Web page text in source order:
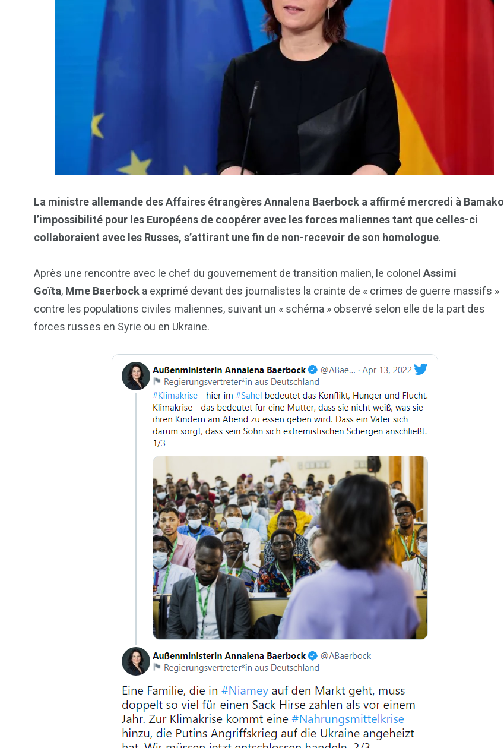
La ministre allemande des Affaires étrangères Annalena Baerbock a affirmé mercredi à Bamako
l’impossibilité pour les Européens de coopérer avec les forces maliennes tant que celles-ci
collaboraient avec les Russes, s’attirant une fin de non-recevoir de son homologue.
Après une rencontre avec le chef du gouvernement de transition malien, le colonel Assimi
Goïta, Mme Baerbock a exprimé devant des journalistes la crainte de « crimes de guerre massifs »
contre les populations civiles maliennes, suivant un « schéma » observé selon elle de la part des
forces russes en Syrie ou en Ukraine.